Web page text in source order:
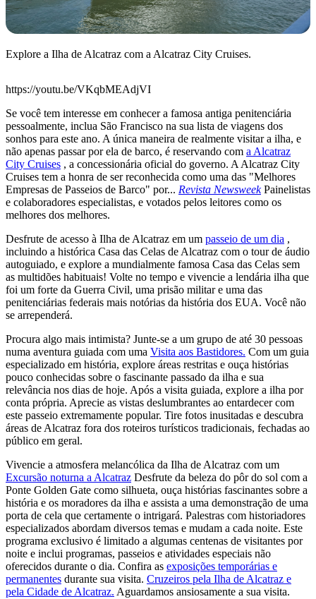
Explore a Ilha de Alcatraz com a Alcatraz City Cruises.
https://youtu.be/VKqbMEAdjVI
Se você tem interesse em conhecer a famosa antiga penitenciária
pessoalmente, inclua São Francisco na sua lista de viagens dos
sonhos para este ano. A única maneira de realmente visitar a ilha, e
não apenas passar por ela de barco, é reservando com a Alcatraz
City Cruises , a concessionária oficial do governo. A Alcatraz City
Cruises tem a honra de ser reconhecida como uma das "Melhores
Empresas de Passeios de Barco" por... Revista Newsweek Painelistas
e colaboradores especialistas, e votados pelos leitores como os
melhores dos melhores.
Desfrute de acesso à Ilha de Alcatraz em um passeio de um dia ,
incluindo a histórica Casa das Celas de Alcatraz com o tour de áudio
autoguiado, e explore a mundialmente famosa Casa das Celas sem
as multidões habituais! Volte no tempo e vivencie a lendária ilha que
foi um forte da Guerra Civil, uma prisão militar e uma das
penitenciárias federais mais notórias da história dos EUA. Você não
se arrependerá.
Procura algo mais intimista? Junte-se a um grupo de até 30 pessoas
numa aventura guiada com uma Visita aos Bastidores. Com um guia
especializado em história, explore áreas restritas e ouça histórias
pouco conhecidas sobre o fascinante passado da ilha e sua
relevância nos dias de hoje. Após a visita guiada, explore a ilha por
conta própria. Aprecie as vistas deslumbrantes ao entardecer com
este passeio extremamente popular. Tire fotos inusitadas e descubra
áreas de Alcatraz fora dos roteiros turísticos tradicionais, fechadas ao
público em geral.
Vivencie a atmosfera melancólica da Ilha de Alcatraz com um
Excursão noturna a Alcatraz Desfrute da beleza do pôr do sol com a
Ponte Golden Gate como silhueta, ouça histórias fascinantes sobre a
história e os moradores da ilha e assista a uma demonstração de uma
porta de cela que certamente o intrigará. Palestras com historiadores
especializados abordam diversos temas e mudam a cada noite. Este
programa exclusivo é limitado a algumas centenas de visitantes por
noite e inclui programas, passeios e atividades especiais não
oferecidos durante o dia. Confira as exposições temporárias e
permanentes durante sua visita. Cruzeiros pela Ilha de Alcatraz e
pela Cidade de Alcatraz. Aguardamos ansiosamente a sua visita.